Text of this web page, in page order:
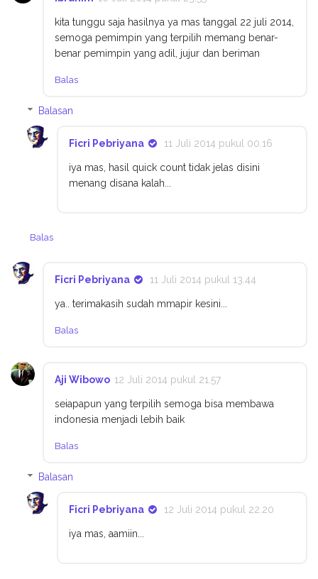
kita tunggu saja hasilnya ya mas tanggal 22 juli 2014,
semoga pemimpin yang terpilih memang benar-
benar pemimpin yang adil, jujur dan beriman
Balas
Balasan
Ficri Pebriyana 11 Juli 2014 pukul 00.16
iya mas, hasil quick count tidak jelas disini
menang disana kalah...
Balas
Ficri Pebriyana 11 Juli 2014 pukul 13.44
ya.. terimakasih sudah mmapir kesini...
Balas
Aji Wibowo 12 Juli 2014 pukul 21.57
seiapapun yang terpilih semoga bisa membawa
indonesia menjadi lebih baik
Balas
Balasan
Ficri Pebriyana 12 Juli 2014 pukul 22.20
iya mas, aamiin...